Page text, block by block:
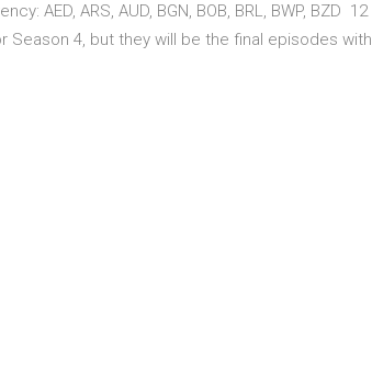
AED, ARS, AUD, BGN, BOB, BRL, BWP, BZD 12
Season 4, but they will be the final episodes with